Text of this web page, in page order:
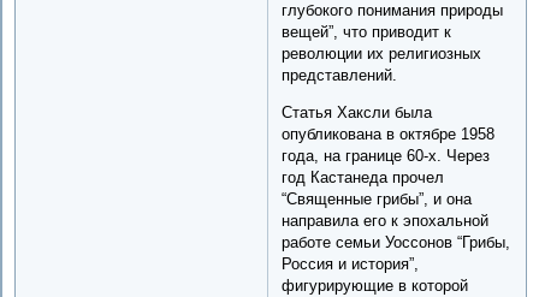
глубокого понимания природы
вещей”, что приводит к
революции их религиозных
представлений.
Статья Хаксли была
опубликована в октябре 1958
года, на границе 60-х. Через
год Кастанеда прочел
“Священные грибы”, и она
направила его к эпохальной
работе семьи Уоссонов “Грибы,
Россия и история”,
фигурирующие в которой